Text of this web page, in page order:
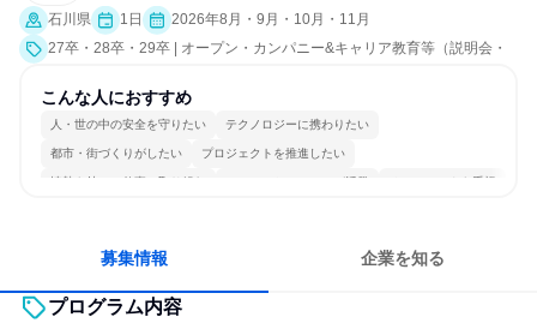
石川県 1日
2026年8月・9月・10月・11月
27卒・28卒・29卒 | オープン・カンパニー&キャリア教育等（説明会・
究]、仕事体験）
こんな人におすすめ
人・世の中の安全を守りたい テクノロジーに携わりたい
都市・街づくりがしたい プロジェクトを推進したい
情熱を持って仕事に取り組む コミュニケーションが活発 チームワークを重視
募集情報 企業を知る
プログラム内容